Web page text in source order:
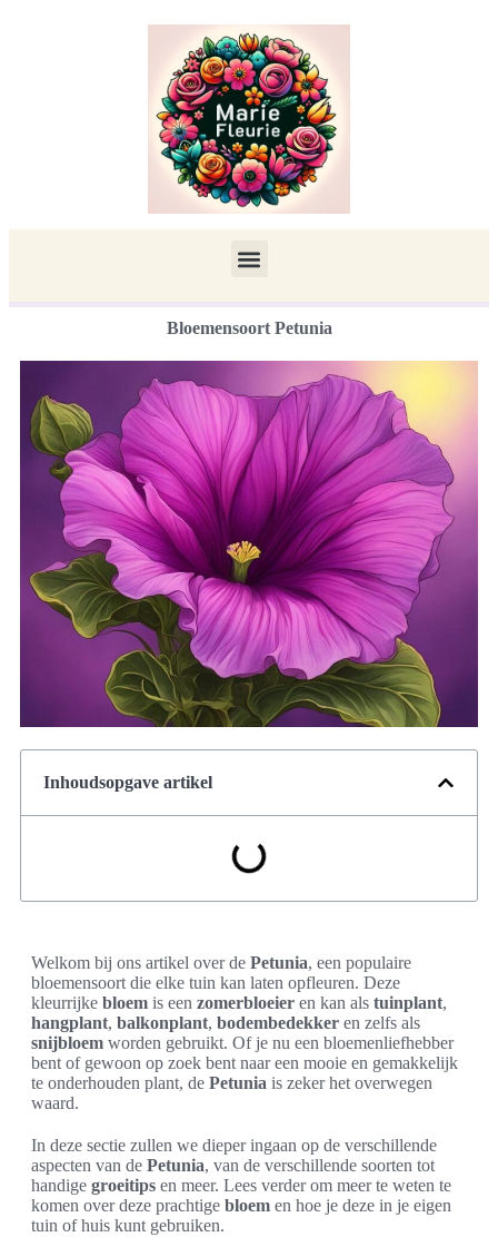
Bloemensoort Petunia
Inhoudsopgave artikel
Welkom bij ons artikel over de Petunia, een populaire
bloemensoort die elke tuin kan laten opfleuren. Deze
kleurrijke bloem is een zomerbloeier en kan als tuinplant,
hangplant, balkonplant, bodembedekker en zelfs als
snijbloem worden gebruikt. Of je nu een bloemenliefhebber
bent of gewoon op zoek bent naar een mooie en gemakkelijk
te onderhouden plant, de Petunia is zeker het overwegen
waard.
In deze sectie zullen we dieper ingaan op de verschillende
aspecten van de Petunia, van de verschillende soorten tot
handige groeitips en meer. Lees verder om meer te weten te
komen over deze prachtige bloem en hoe je deze in je eigen
tuin of huis kunt gebruiken.